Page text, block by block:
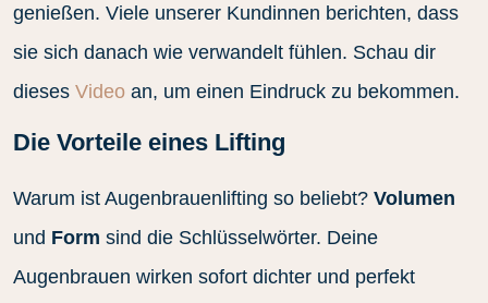
genießen. Viele unserer Kundinnen berichten, dass
sie sich danach wie verwandelt fühlen. Schau dir
dieses Video an, um einen Eindruck zu bekommen.
Die Vorteile eines Lifting
Warum ist Augenbrauenlifting so beliebt? Volumen
und Form sind die Schlüsselwörter. Deine
Augenbrauen wirken sofort dichter und perfekt